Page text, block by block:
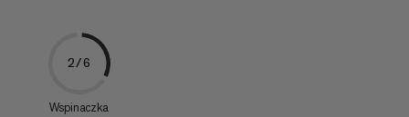
2/6
Wspinaczka